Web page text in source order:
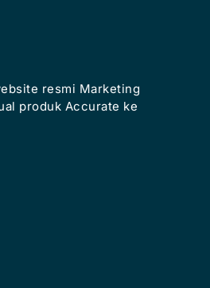
resmi Marketing
produk Accurate ke